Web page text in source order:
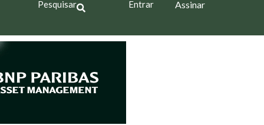
Pesquisar Entrar Assinar